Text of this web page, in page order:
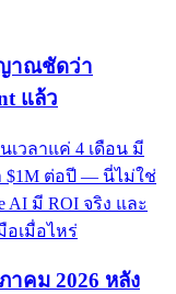
าณชัดว่า
แล้ว
นเวลาแค่ 4 เดือน มี
$1M ต่อปี — นี่ไม่ใช่
AI มี ROI จริง และ
อเมื่อไหร่
าคม 2026 หลัง